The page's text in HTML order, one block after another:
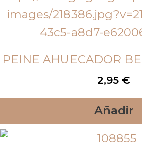
PEINE AHUECADOR
2,95 €
Añadir